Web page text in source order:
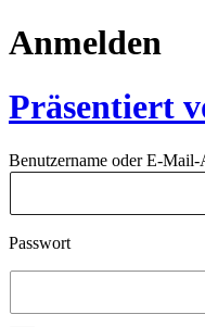
Anmelden
Präsentiert
Benutzername oder E-Mail-
Passwort